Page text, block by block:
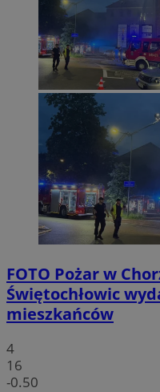
FOTO Pożar w
Świętochłowic
mieszkańców
4
16
-0.50